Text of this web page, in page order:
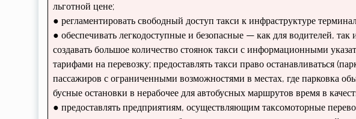
льготной цене;
● регламентировать свободный доступ такси к инфраструктуре
● обеспечивать легкодоступные и без­опасные — как для водителей,
создавать большое количест­во стоянок такси с информационными
тарифами на перевоз­ку; предоставлять такси право оста­навливаться
пассажи­ров с ограниченными возможностями в местах, где парковка
бусные остановки в нерабочее для ав­тобусных маршрутов время в
● предоставлять предприятиям, осу­ществляющим таксомоторные